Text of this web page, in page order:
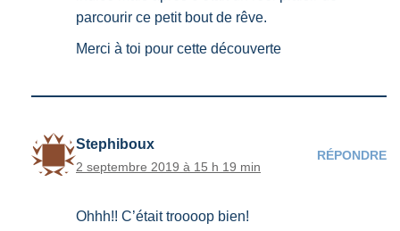
parcourir ce petit bout de rêve.
Merci à toi pour cette découverte
Stephiboux
2 septembre 2019 à 15 h 19 min
RÉPONDRE
Ohhh!! C’était troooop bien!